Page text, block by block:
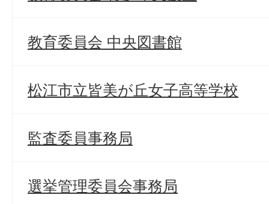
教育委員会 中央図書館
松江市立皆美が丘女子高等学校
監査委員事務局
選挙管理委員会事務局